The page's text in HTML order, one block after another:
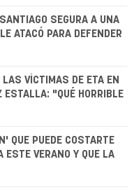
SEGURA A UNA
ATACÓ PARA DEFENDER
VÍCTIMAS DE ETA EN
ESTALLA: "QUÉ HORRIBLE
QUE PUEDE COSTARTE
ESTE VERANO Y QUE LA